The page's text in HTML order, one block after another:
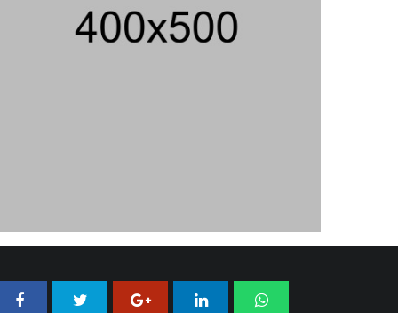
Maklumat Merdeka Barat
04/08/2026 22:54 WIB || MAKRO/MIKRO
03/08/2026 18:31 WIB ||PENDIDIKAN
Infrastruktur Energinya Diserang Bisa